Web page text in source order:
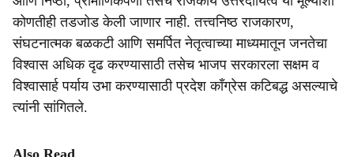
कोणतीही तडजोड केली जाणार नाही. तत्त्वनिष्ठ राजकारण,
संघटनात्मक बळकटी आणि समर्पित नेतृत्वाच्या माध्यमातून जनतेचा
विश्वास अधिक दृढ करण्यासाठी तसेच भाजप सरकारला सक्षम व
विश्वासार्ह पर्याय उभा करण्यासाठी प्रदेश काँग्रेस कटिबद्ध असल्याचे
त्यांनी सांगितले.
Also Read